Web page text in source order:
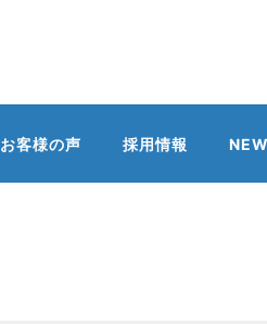
お客様の声 採用情報